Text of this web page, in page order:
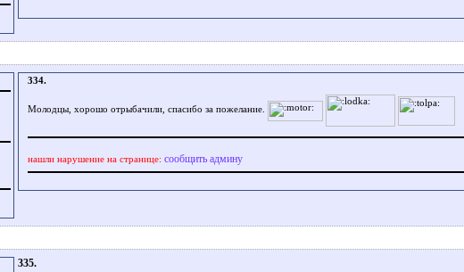
334.
Молодцы, хорошо отрыбачили, спасибо за пожелание.
нашли нарушение на странице: сообщить админу
335.